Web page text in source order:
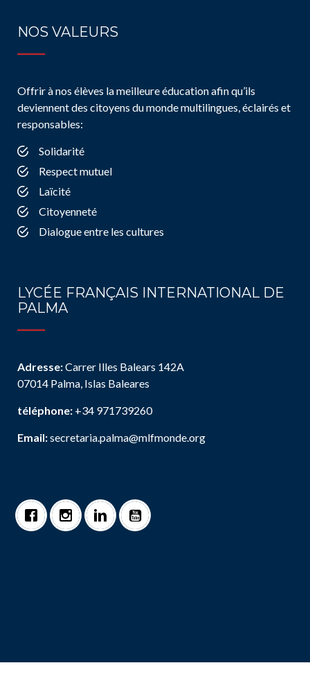
NOS VALEURS
Offrir à nos élèves la meilleure éducation afin qu’ils
deviennent des citoyens du monde multilingues, éclairés et
responsables:
Solidarité
Respect mutuel
Laïcité
Citoyenneté
Dialogue entre les cultures
LYCÉE FRANÇAIS INTERNATIONAL DE
PALMA
Adresse:Carrer Illes Balears 142A
07014 Palma, Islas Baleares
téléphone: +34 971739260
Email:secretaria.palma@mlfmonde.org